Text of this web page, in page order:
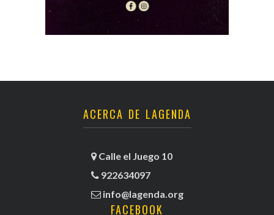
ACERCA DE LAGENDA
Calle el Juego 10
922634097
info@lagenda.org
FACEBOOK